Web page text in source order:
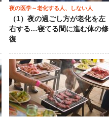
夜の医学～老化する人、しない人
（1）夜の過ごし方が老化を左
右する…寝てる間に進む体の修
復